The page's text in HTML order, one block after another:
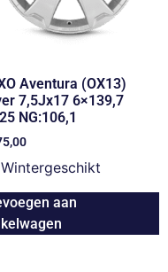
Aventura (OX13)
7,5Jx17 6×139,7
NG:106,1
Wintergeschikt
aan